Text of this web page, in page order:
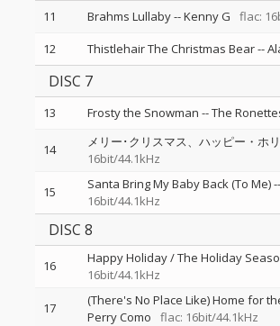
11 Brahms Lullaby--Kenny G flac:
12
Thistlehair The Christmas Bear--
DISC 7
13 Frosty the Snowman --The
14 メリー･クリスマス、ハッピー・ホ
16bit/44.1kHz
15 Santa Bring My Baby Back (To Me)--
16bit/44.1kHz
DISC 8
16 Happy Holiday / The Holiday
16bit/44.1kHz
17 (There's No Place Like) Home for
Perry Como
flac: 16bit/44.1kHz